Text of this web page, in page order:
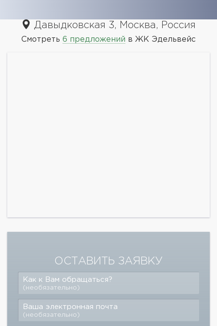
Давыдковская 3, Москва, Россия
Смотреть 6 предложений в ЖК Эдельвейс
ОСТАВИТЬ ЗАЯВКУ
Как к Вам обращаться?
(необязательно)
Ваша электронная почта
(необязательно)